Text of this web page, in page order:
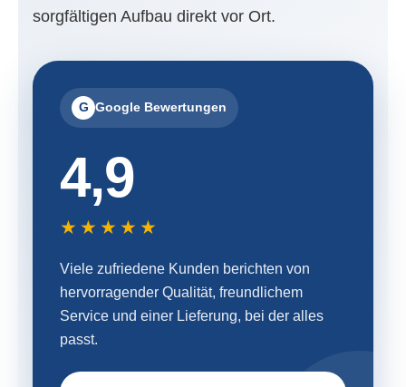
sorgfältigen Aufbau direkt vor Ort.
G Google Bewertungen
4,9
★★★★★
Viele zufriedene Kunden berichten von
hervorragender Qualität, freundlichem
Service und einer Lieferung, bei der alles
passt.